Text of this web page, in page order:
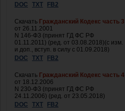
DOC
TXT FB2
Скачать Гражданский Кодекс часть 3
от 26.11.2001
N 146-ФЗ (принят ГД ФС РФ
01.11.2011) (ред. от 03.08.2018)(с изм.
и доп., вступ. в силу с 01.09.2018)
DOC
TXT FB2
Скачать Гражданский Кодекс часть 4
от 18.12.2006
N 230-ФЗ (принят ГД ФС РФ
24.11.2006) (ред. от 23.05.2018)
DOC
TXT FB2